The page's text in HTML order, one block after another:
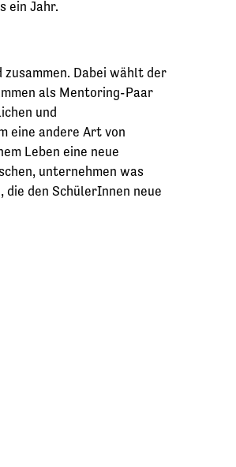
ein Jahr.
Dabei wählt der
als Mentoring-Paar
und
eine andere Art von
Leben eine neue
unternehmen was
die den SchülerInnen neue